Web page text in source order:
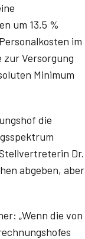
um 13,5 %
im
zur Versorgung
Minimum
die
Dr.
abgeben, aber
„Wenn die von